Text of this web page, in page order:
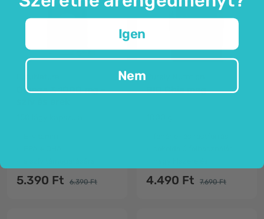
Omega 3 1000 mg -
5.390 Ft 6.390 Ft
BIO Chia mag
4.490 Ft 7.690 Ft
Igen
Nem